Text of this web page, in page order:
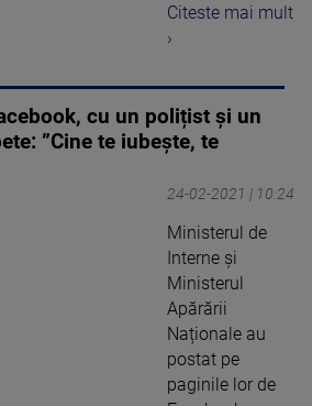
Citeste mai mult
›
cu un polițist și un
”Cine te iubește, te
24-02-2021 | 10:24
Ministerul de
Interne și
Ministerul
Apărării
Naționale au
postat pe
paginile lor de